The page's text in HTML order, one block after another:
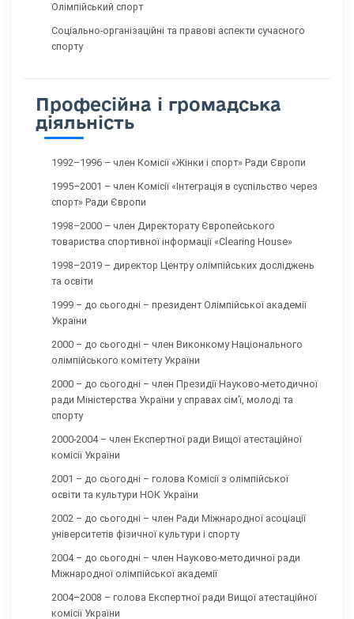
Олімпійський спорт
Соціально-організаційні та правові аспекти сучасного
спорту
Професійна і громадська
діяльність
1992–1996 – член Комісії «Жінки і спорт» Ради Європи
1995–2001 – член Комісії «Інтеграція в суспільство через
спорт» Ради Європи
1998–2000 – член Директорату Європейського
товариства спортивної інформації «Clearing House»
1998–2019 – директор Центру олімпійських досліджень
та освіти
1999 – до сьогодні – президент Олімпійської академії
України
2000 – до сьогодні – член Виконкому Національного
олімпійського комітету України
2000 – до сьогодні – член Президії Науково-методичної
ради Міністерства України у справах сім’ї, молоді та
спорту
2000-2004 – член Експертної ради Вищої атестаційної
комісії України
2001 – до сьогодні – голова Комісії з олімпійської
освіти та культури НОК України
2002 – до сьогодні – член Ради Міжнародної асоціації
університетів фізичної культури і спорту
2004 – до сьогодні – член Науково-методичної ради
Міжнародної олімпійської академії
2004–2008 – голова Експертної ради Вищої атестаційної
комісії України